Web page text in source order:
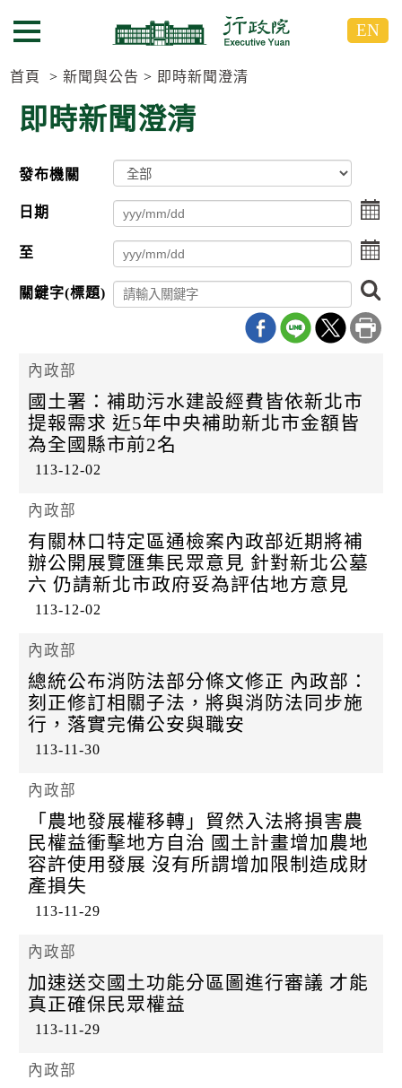
到
要
到
要
選單按鈕 EN
首頁 新聞與公告 即時新聞澄清
即時新聞澄清
發布機關
日期
選
點
擊
選
日
起
至
點
擊
擇
日
期
關鍵字(標題)
尋
內政部
國土署：補助污水建設經費皆依新北市
提報需求 近5年中央補助新北市金額皆
為全國縣市前2名
113-12-02
內政部
有關林口特定區通檢案內政部近期將補
辦公開展覽匯集民眾意見 針對新北公墓
六 仍請新北市政府妥為評估地方意見
113-12-02
內政部
總統公布消防法部分條文修正 內政部：
刻正修訂相關子法，將與消防法同步施
行，落實完備公安與職安
113-11-30
內政部
「農地發展權移轉」貿然入法將損害農
民權益衝擊地方自治 國土計畫增加農地
容許使用發展 沒有所謂增加限制造成財
產損失
113-11-29
內政部
加速送交國土功能分區圖進行審議 才能
真正確保民眾權益
113-11-29
內政部